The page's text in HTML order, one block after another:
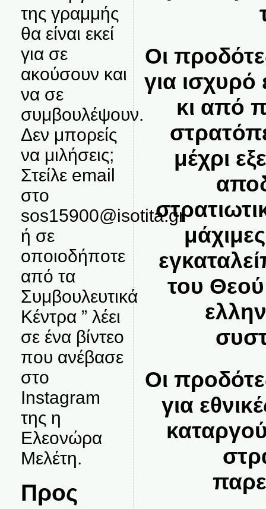
της γραμμής
θα είναι εκεί
για σε
ακούσουν και
να σε
συμβουλέψουν.
Δεν μπορείς
να μιλήσεις;
Στείλε email
στο
sos15900@isotita.gr
ή σε
οποιοδήποτε
από τα
Συμβουλευτικά
Κέντρα ” λέει
σε ένα βίντεο
που ανέβασε
στο
Instagram
της η
Ελεονώρα
Μελέτη.
Προς
Οι
για ισχυρό
κι από
μέχρι
του
Οι
για